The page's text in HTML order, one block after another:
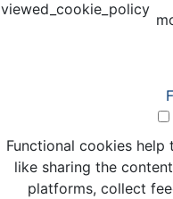
viewed_cookie_policy
Functional cookies
like sharing the
platforms, collect